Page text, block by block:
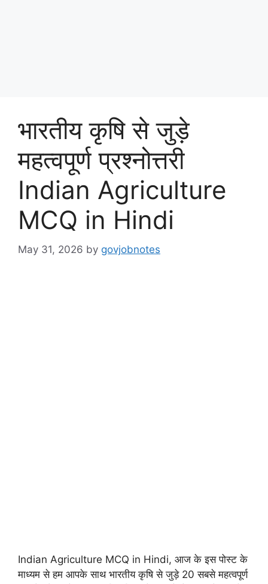
भारतीय कृषि से जुड़े
महत्वपूर्ण प्रश्नोत्तरी
Indian Agriculture
MCQ in Hindi
May 31, 2026 by govjobnotes
Indian Agriculture MCQ in Hindi, आज के इस पोस्ट के
माध्यम से हम आपके साथ भारतीय कृषि से जुड़े 20 सबसे महत्वपूर्ण